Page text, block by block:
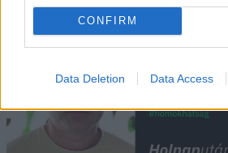
CONFIRM
Data Deletion Data Access